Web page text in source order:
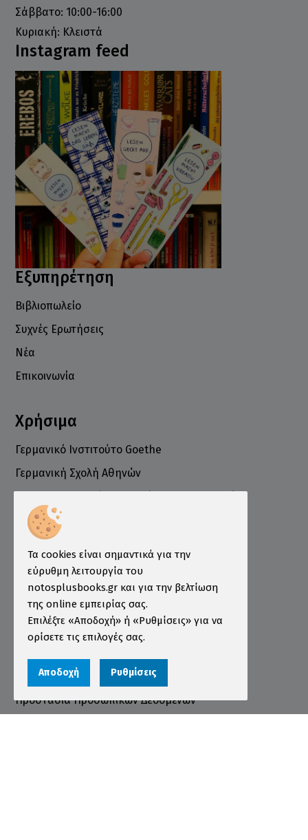
Σάββατο: 10:00-16:00
Κυριακή: Κλειστά
Instagram feed
Εξυπηρέτηση
Βιβλιοπωλείο
Συχνές Ερωτήσεις
Νέα
Επικοινωνία
Χρήσιμα
Γερμανικό Ινστιτούτο Goethe
Γερμανική Σχολή Αθηνών
Επιμελητήριο
Ινστιτούτο ÖSD Ελλάδας
Πληροφορίες
Τρόποι Παραγγελίας
Τρόποι Πληρωμής
Τρόποι Αποστολής
Όροι χρήσης
Προστασία Προσωπικών Δεδομένων
Τα cookies είναι σημαντικά για την
εύρυθμη λειτουργία του
notosplusbooks.gr και για την βελτίωση
της online εμπειρίας σας.
Επιλέξτε «Αποδοχή» ή «Ρυθμίσεις» για να
ορίσετε τις επιλογές σας.
Αποδοχή Ρυθμίσεις